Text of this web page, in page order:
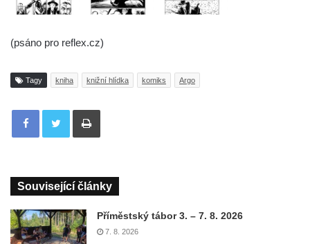
(psáno pro reflex.cz)
Tagy kniha knižní hlídka komiks Argo
Tisknout
Související články
Příměstský tábor 3. – 7. 8. 2026
7. 8. 2026